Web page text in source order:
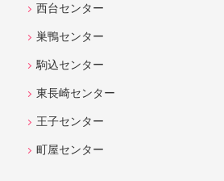
西台センター
巣鴨センター
駒込センター
東長崎センター
王子センター
町屋センター